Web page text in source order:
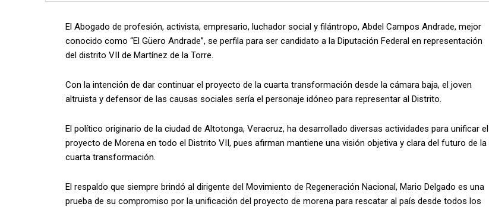
El Abogado de profesión, activista, empresario, luchador social y filántropo, Abdel Campos Andrade, mejor
conocido como “El Güero Andrade”, se perfila para ser candidato a la Diputación Federal en representación
del distrito VII de Martínez de la Torre.
Con la intención de dar continuar el proyecto de la cuarta transformación desde la cámara baja, el joven
altruista y defensor de las causas sociales sería el personaje idóneo para representar al Distrito.
El político originario de la ciudad de Altotonga, Veracruz, ha desarrollado diversas actividades para unificar el
proyecto de Morena en todo el Distrito VII, pues afirman mantiene una visión objetiva y clara del futuro de la
cuarta transformación.
El respaldo que siempre brindó al dirigente del Movimiento de Regeneración Nacional, Mario Delgado es una
prueba de su compromiso por la unificación del proyecto de morena para rescatar al país desde todos los